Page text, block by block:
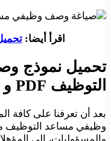
اقرأ أيضا:
تحميل نموذج
التوظيف PDF و Doc
بعد أن تعرفنا على كافة
وظيفي مساعد التوظيف